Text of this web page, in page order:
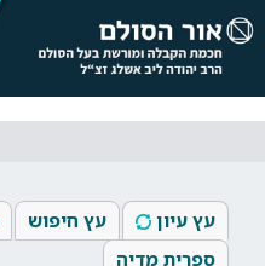
עץ עיון עץ חיפוש
ספרית מדיה